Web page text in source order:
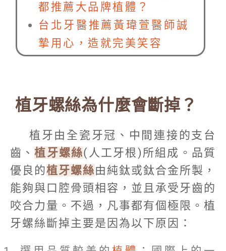
都推薦大品牌植體？
台北牙醫推薦黃瑋萱醫師誠
摯用心，造就完美笑容
植牙螺絲為什麼會斷掉？
植牙由全瓷牙冠、中間連接的支台
齒、植牙螺絲(人工牙根)所組成。品質
優良的植牙螺絲由純鈦或鈦合金所製，
能夠與口腔骨頭相容，並且承受牙齒的
咬合力量。不過，凡事都有個極限。植
牙螺絲斷掉主要是因為以下原因：